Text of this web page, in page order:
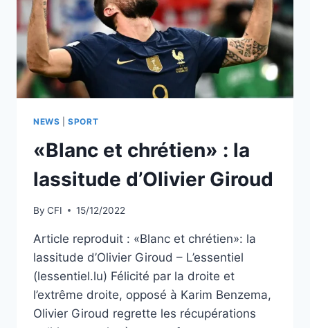
NEWS |SPORT
«Blanc et chrétien» : la
lassitude d’Olivier Giroud
By CFI 15/12/2022
Article reproduit : «Blanc et chrétien»: la
lassitude d’Olivier Giroud – L’essentiel
(lessentiel.lu) Félicité par la droite et
l’extrême droite, opposé à Karim Benzema,
Olivier Giroud regrette les récupérations